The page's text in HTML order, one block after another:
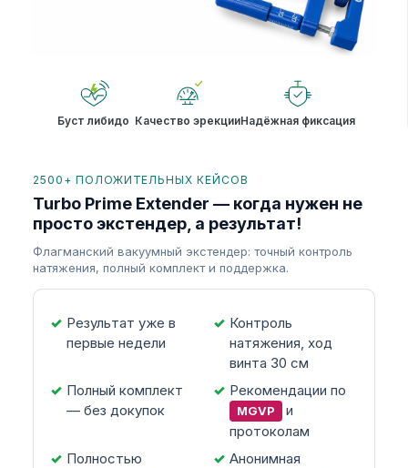
Буст либидо Качество эрекцииНадёжная фиксация
2500+ ПОЛОЖИТЕЛЬНЫХ КЕЙСОВ
Turbo Prime Extender — когда нужен не
просто экстендер, а результат!
Флагманский вакуумный экстендер: точный контроль
натяжения, полный комплект и поддержка.
Результат уже в
первые недели
Контроль
натяжения, ход
винта 30 см
Полный комплект
— без докупок
Рекомендации по
MGVP
и
протоколам
Полностью
Анонимная